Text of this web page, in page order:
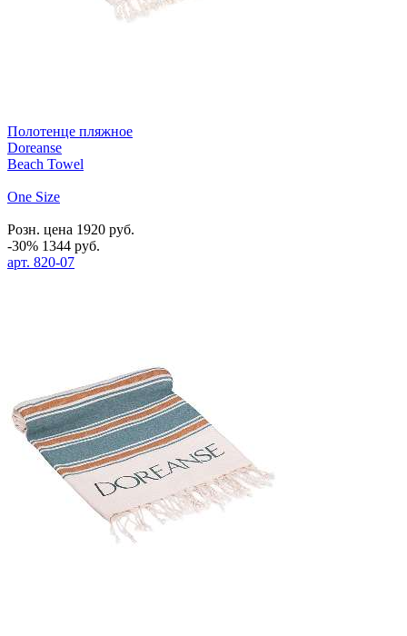
Полотенце пляжное
Doreanse
Beach Towel
One Size
Розн. цена 1920 руб.
-30% 1344 руб.
арт. 820-07